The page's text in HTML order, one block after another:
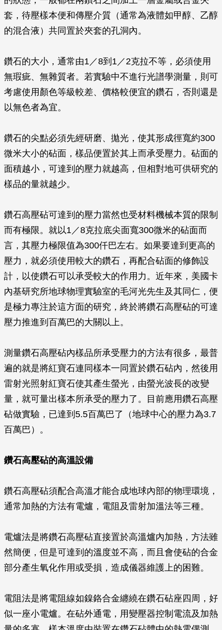
套，待壓樣本便和傳壓介質（通常為液體如甲醇、乙醇
的混合液）共同置於夾套的孔洞內。
鑽石的大小，通常由1／8到1／2克拉不等，必須使用
無瑕疵、無雜質者。若實驗中不進行光譜學測量，則可
考慮使用顏色等級較差、價格較便宜的鑽石，否則還是
以無色者為宜。
鑽石的尖點必須先經研磨、拋光，使其形成徑寬約300
微米大小的砧面，樣品便置於其上而承受壓力。砧面的
面積越小，可達到的壓力就越高，但相對地可供研究的
樣品的量就越少。
鑽石高壓砧可達到的壓力當然也受材料機械本質的限制
而有極限。就以1／8克拉底尖面寬300微米的砧面而
言，其壓力極限值為300仟巴左右。如果要達到更高的
壓力，就必須使用較大的鑽石，再配合砧面的修飾設
計，以使鑽石可以承受較大的作用力。近年來，美國卡
內基研究所地球物理實驗室的毛河光先生及其同仁，便
是極力專注於這方面的研究，終於將鑽石高壓砧的可達
壓力推進到百萬巴的大關以上。
測量鑽石高壓砧內樣品所承受壓力的方法有很多，最普
遍的就是將紅寶石連同樣本一同置於鑽石砧內，然後用
雷射光照射紅寶石使其產生螢光，由螢光波長的改變
量，就可量出樣本所承受的壓力了。目前應用鑽石高壓
砧做實驗，已達到5.5百萬巴了（地球中心的壓力為3.7
百萬巴）。
鑽石高壓砧的高溫設備
鑽石高壓砧須配合高溫才能合成地球內部的物理環境，
通常加熱的方法有電爐，電阻及雷射加溫法等三種。
電爐法是將鑽石高壓砧直接置於高溫爐內加熱，方法雖
然簡便，但是可達到的溫度並不高，而且會使砧的合金
部分產生氧化作用或受損，造成儀器維護上的困難。
電阻法是將電阻線如鎳鉻合金纏繞在鑽石砧座四周，好
似一座小電爐。在砧外通電，用變壓器控制電流及加熱